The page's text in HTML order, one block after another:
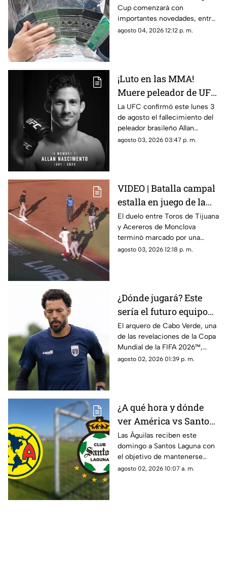
partidos y horarios
Cup comenzará con
importantes novedades, entre
ellas partidos disputados por
agosto 04, 2026 12:12 p. m.
¡Luto en las MMA!
Muere peleador de UFC
tras sufrir infarto
mientras dormía
La UFC confirmó este lunes 3
de agosto el fallecimiento del
peleador brasileño Allan
Nascimento, de la división de
agosto 03, 2026 03:47 p. m.
VIDEO | Batalla campal
estalla en juego de la
LMB; Danry Vásquez
recibe fuerte castigo
El duelo entre Toros de Tijuana
y Acereros de Monclova
terminó marcado por una
violenta bronca luego de que el
agosto 03, 2026 12:18 p. m.
¿Dónde jugará? Este
sería el futuro equipo
de Vozinha, portero de
Cabo Verde
El arquero de Cabo Verde, una
de las revelaciones de la Copa
Mundial de la FIFA 2026™,
tendría definido su futuro.
agosto 02, 2026 01:39 p. m.
¿A qué hora y dónde
ver América vs Santos
Laguna en la Jornada 3
del Apertura 2026?
Las Águilas reciben este
domingo a Santos Laguna con
el objetivo de mantenerse
entre los protagonistas del
agosto 02, 2026 10:07 a. m.